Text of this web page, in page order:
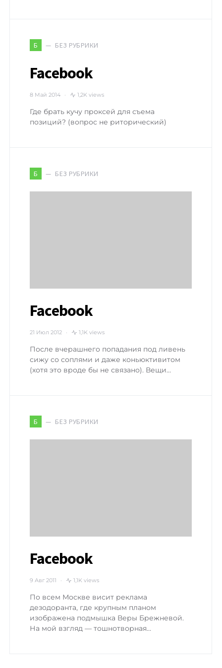
Б БЕЗ РУБРИКИ
Facebook
8 Май 2014 1,2K views
Где брать кучу проксей для съема
позиций? (вопрос не риторический)
Б БЕЗ РУБРИКИ
Facebook
21 Июл 2012 1,1K views
После вчерашнего попадания под ливень
сижу со соплями и даже коньюктивитом
(хотя это вроде бы не связано). Вещи…
Б БЕЗ РУБРИКИ
Facebook
9 Авг 2011 1,1K views
По всем Москве висит реклама
дезодоранта, где крупным планом
изображена подмышка Веры Брежневой.
На мой взгляд — тошнотворная…